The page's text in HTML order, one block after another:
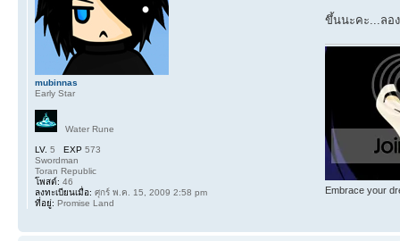
ขึ้นนะคะ...ลอ
Embrace your
mubinnas
Early Star
Water Rune
LV. 5 EXP 573
Swordman
Toran Republic
โพสต์: 46
ลงทะเบียนเมื่อ: ศุกร์ พ.ค. 15, 2009 2:58 pm
ที่อยู่: Promise Land